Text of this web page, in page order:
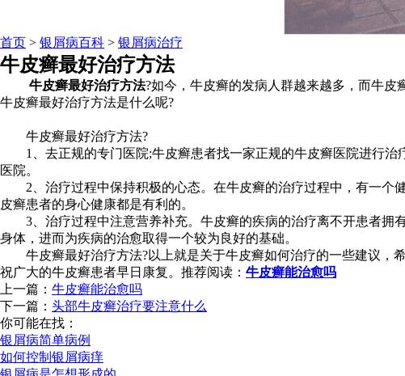
首页 > 银屑病百科 > 银屑病治疗
牛皮癣最好治疗方法
牛皮癣最好治疗方法?如今，牛皮癣的发病人群越来越多，而牛皮
牛皮癣最好治疗方法是什么呢?
牛皮癣最好治疗方法?
1、去正规的专门医院;牛皮癣患者找一家正规的牛皮癣医院进行治
医院。
2、治疗过程中保持积极的心态。在牛皮癣的治疗过程中，有一个
皮癣患者的身心健康都是有利的。
3、治疗过程中注意营养补充。牛皮癣的疾病的治疗离不开患者拥
身体，进而为疾病的治愈取得一个较为良好的基础。
牛皮癣最好治疗方法?以上就是关于牛皮癣如何治疗的一些建议，
祝广大的牛皮癣患者早日康复。推荐阅读： 牛皮癣能治愈吗
上一篇： 牛皮癣能治愈吗
下一篇： 头部牛皮癣治疗要注意什么
你可能在找：
银屑病简单病例
如何控制银屑病痒